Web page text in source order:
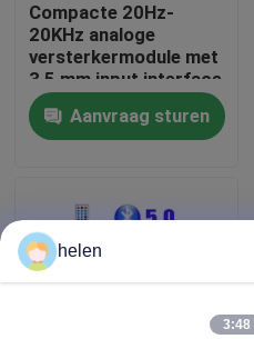
Neem contact met ons op
Nieuws
Blog
Versterkerbordmodule
Compacte 20Hz-
20KHz analoge
versterkermodule met
3,5 mm input interface
en zilveren afwerking
Aanvraag sturen
helen
3:48